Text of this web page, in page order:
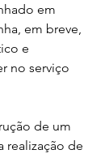
em
em breve,
e
no serviço
de um
realização de